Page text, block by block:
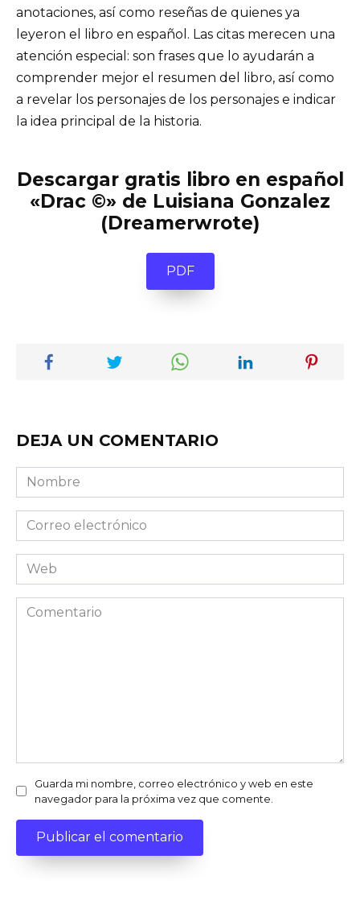
anotaciones, así como reseñas de quienes ya
leyeron el libro en español. Las citas merecen una
atención especial: son frases que lo ayudarán a
comprender mejor el resumen del libro, así como
a revelar los personajes de los personajes e indicar
la idea principal de la historia.
Descargar gratis libro en español
«Drac ©» de Luisiana Gonzalez
(Dreamerwrote)
PDF
DEJA UN COMENTARIO
Nombre
Correo
electrónico
Web
Comentario
Guarda mi nombre, correo electrónico y web en este
navegador para la próxima vez que comente.